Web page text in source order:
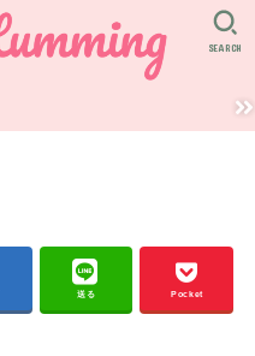
SEARCH
送る Pocket